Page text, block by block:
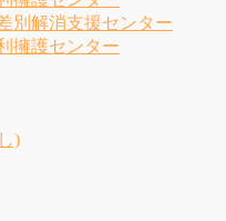
別解消支援センター
擁護センター
)